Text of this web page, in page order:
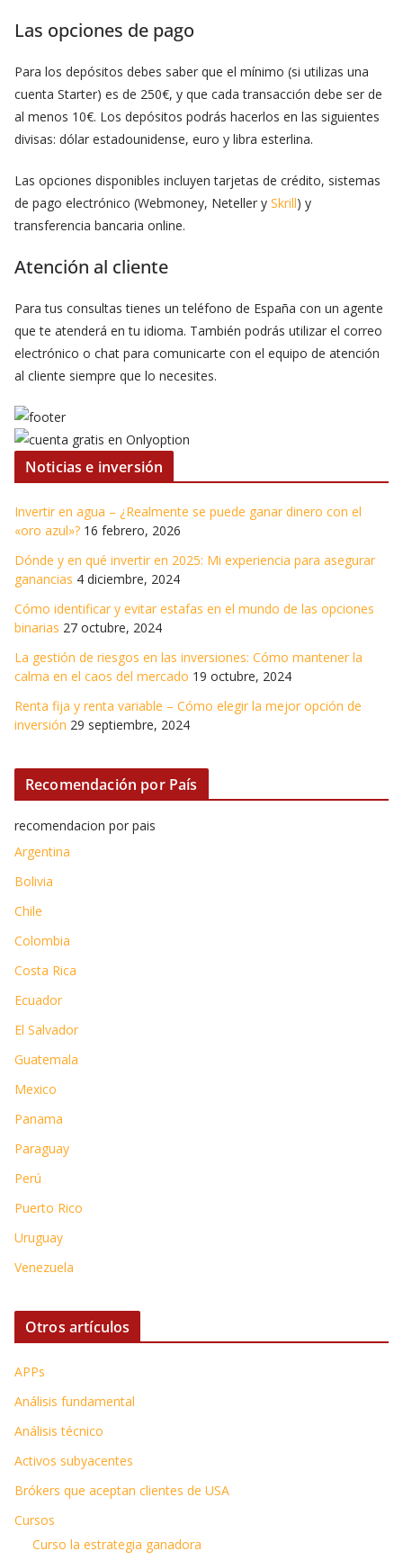
Las opciones de pago
Para los depósitos debes saber que el mínimo (si utilizas una
cuenta Starter) es de 250€, y que cada transacción debe ser de
al menos 10€. Los depósitos podrás hacerlos en las siguientes
divisas: dólar estadounidense, euro y libra esterlina.
Las opciones disponibles incluyen tarjetas de crédito, sistemas
de pago electrónico (Webmoney, Neteller y Skrill) y
transferencia bancaria online.
Atención al cliente
Para tus consultas tienes un teléfono de España con un agente
que te atenderá en tu idioma. También podrás utilizar el correo
electrónico o chat para comunicarte con el equipo de atención
al cliente siempre que lo necesites.
Noticias e inversión
Invertir en agua – ¿Realmente se puede ganar dinero con el
«oro azul»? 16 febrero, 2026
Dónde y en qué invertir en 2025: Mi experiencia para asegurar
ganancias 4 diciembre, 2024
Cómo identificar y evitar estafas en el mundo de las opciones
binarias 27 octubre, 2024
La gestión de riesgos en las inversiones: Cómo mantener la
calma en el caos del mercado 19 octubre, 2024
Renta fija y renta variable – Cómo elegir la mejor opción de
inversión 29 septiembre, 2024
Recomendación por País
recomendacion por pais
Argentina
Bolivia
Chile
Colombia
Costa Rica
Ecuador
El Salvador
Guatemala
Mexico
Panama
Paraguay
Perú
Puerto Rico
Uruguay
Venezuela
Otros artículos
APPs
Análisis fundamental
Análisis técnico
Activos subyacentes
Brókers que aceptan clientes de USA
Cursos
Curso la estrategia ganadora